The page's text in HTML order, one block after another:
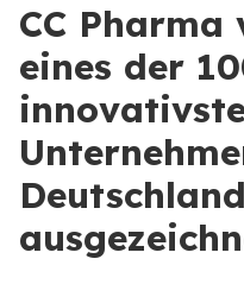
CC
eines der
Deutschland